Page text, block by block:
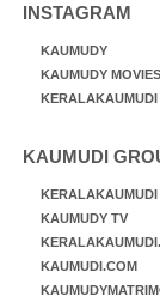
INSTAGRAM
KAUMUDY
KAUMUDY MOVIES
KERALAKAUMUDI
KAUMUDI
KERALAKAUMUDI
KAUMUDY TV
KAUMUDI.COM